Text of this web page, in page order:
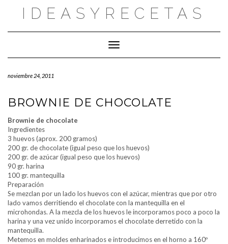
IDEASYRECETAS
Cambiar modo de navegación
noviembre 24, 2011
BROWNIE DE CHOCOLATE
Brownie de chocolate
Ingredientes
3 huevos (aprox. 200 gramos)
200 gr. de chocolate (igual peso que los huevos)
200 gr. de azúcar (igual peso que los huevos)
90 gr. harina
100 gr. mantequilla
Preparación
Se mezclan por un lado los huevos con el azúcar, mientras que por otro
lado vamos derritiendo el chocolate con la mantequilla en el
microhondas. A la mezcla de los huevos le incorporamos poco a poco la
harina y una vez unido incorporamos el chocolate derretido con la
mantequilla.
Metemos en moldes enharinados e introducimos en el horno a 160º